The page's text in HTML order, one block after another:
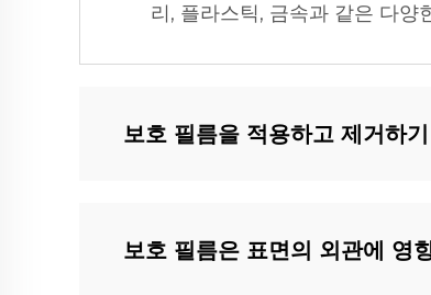
리, 플라스틱, 금속과 같은 다양
보호 필름을 적용하고 제거하
보호 필름은 표면의 외관에 영